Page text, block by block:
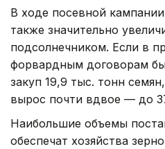
В ходе посевной
также значительно
подсолнечником. Если в
форвардным договорам
закуп 19,9 тыс. тонн
вырос почти вдвое — до
Наибольшие объемы
обеспечат хозяйства